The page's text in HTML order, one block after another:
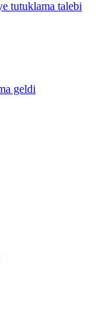
tutuklama talebi
geldi